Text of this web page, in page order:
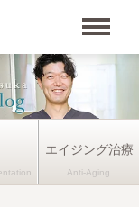
エイジング治療